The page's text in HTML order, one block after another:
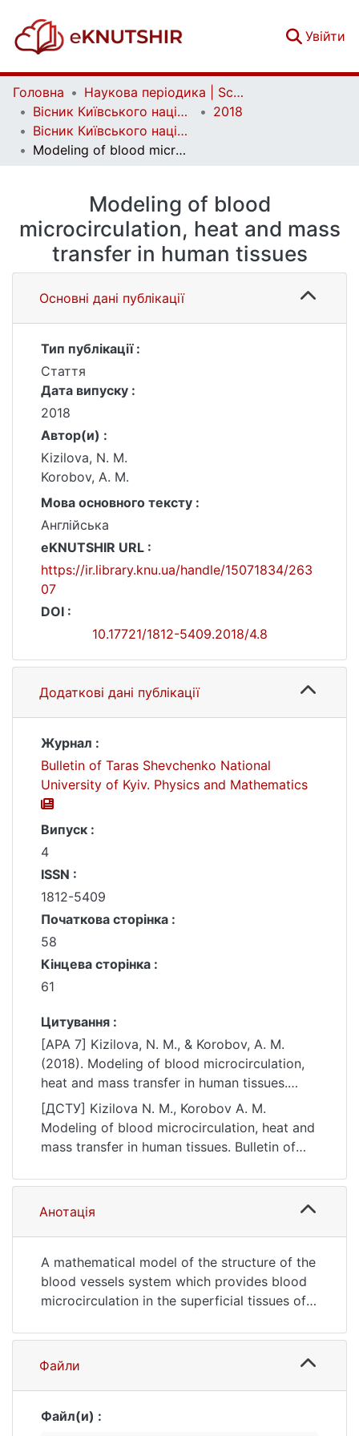
Увійти
Головна
Наукова періодика | Scientific periodicals
Вісник Київського національного університету імені Тараса Шевченка. Фізико-математичні науки | Bulletin of Taras Shevchenko National University of Kyiv. Series: Physics and Mathematics
2018
Вісник Київського національного університету імені Тараса Шевченка. Фізико-математичні науки. № 4
Modeling of blood microcirculation, heat and mass transfer in human tissues
Modeling of blood
microcirculation, heat and mass
transfer in human tissues
Основні дані публікації
Тип публікації :
Стаття
Дата випуску :
2018
Автор(и) :
Kizilova, N. M.
Korobov, A. M.
Мова основного тексту :
Англійська
eKNUTSHIR URL :
https://ir.library.knu.ua/handle/15071834/263
07
DOI :
10.17721/1812-5409.2018/4.8
Додаткові дані публікації
Журнал :
Bulletin of Taras Shevchenko National
University of Kyiv. Physics and Mathematics
Випуск :
4
ISSN :
1812-5409
Початкова сторінка :
58
Кінцева сторінка :
61
Цитування :
[APA 7] Kizilova, N. M., & Korobov, A. M.
(2018). Modeling of blood microcirculation,
heat and mass transfer in human tissues.
Bulletin of Taras Shevchenko National
University of Kyiv. Physics and Mathematics,
(4), 58–61. https://doi.org/10.17721/1812-
[ДСТУ] Kizilova N. M., Korobov A. M.
Modeling of blood microcirculation, heat and
mass transfer in human tissues. Bulletin of
Kyiv. Physics and Mathematics. 2018. no. 4. P.
58—61. DOI: 10.17721/1812-5409.2018/4.8
(date of access: 25.07.2026).
Анотація
A mathematical model of the structure of the
blood vessels system which provides blood
microcirculation in the superficial tissues of
supply as a fluid, which heats / cools, and
determines thermoregulation in changes of
based on data from current studies of the
Файли
Файл(и) :